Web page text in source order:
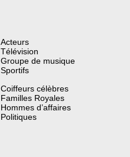
Acteurs
Télévision
Groupe de musique
Sportifs
Coiffeurs célèbres
Familles Royales
Hommes d’affaires
Politiques